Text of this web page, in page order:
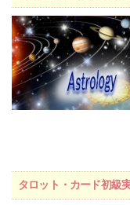
タロット・カード初級